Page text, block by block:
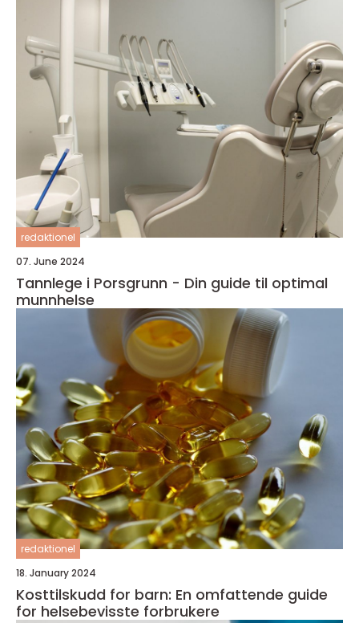
redaktionel
07. June 2024
Tannlege i Porsgrunn - Din guide til optimal
munnhelse
redaktionel
18. January 2024
Kosttilskudd for barn: En omfattende guide
for helsebevisste forbrukere